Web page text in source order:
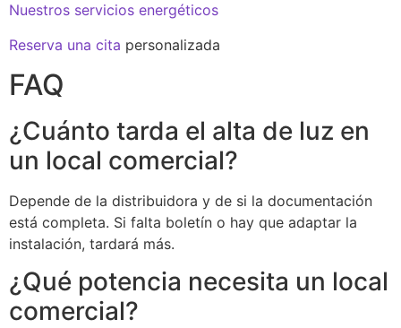
Nuestros servicios energéticos
Reserva una cita personalizada
FAQ
¿Cuánto tarda el alta de luz en
un local comercial?
Depende de la distribuidora y de si la documentación
está completa. Si falta boletín o hay que adaptar la
instalación, tardará más.
¿Qué potencia necesita un local
comercial?